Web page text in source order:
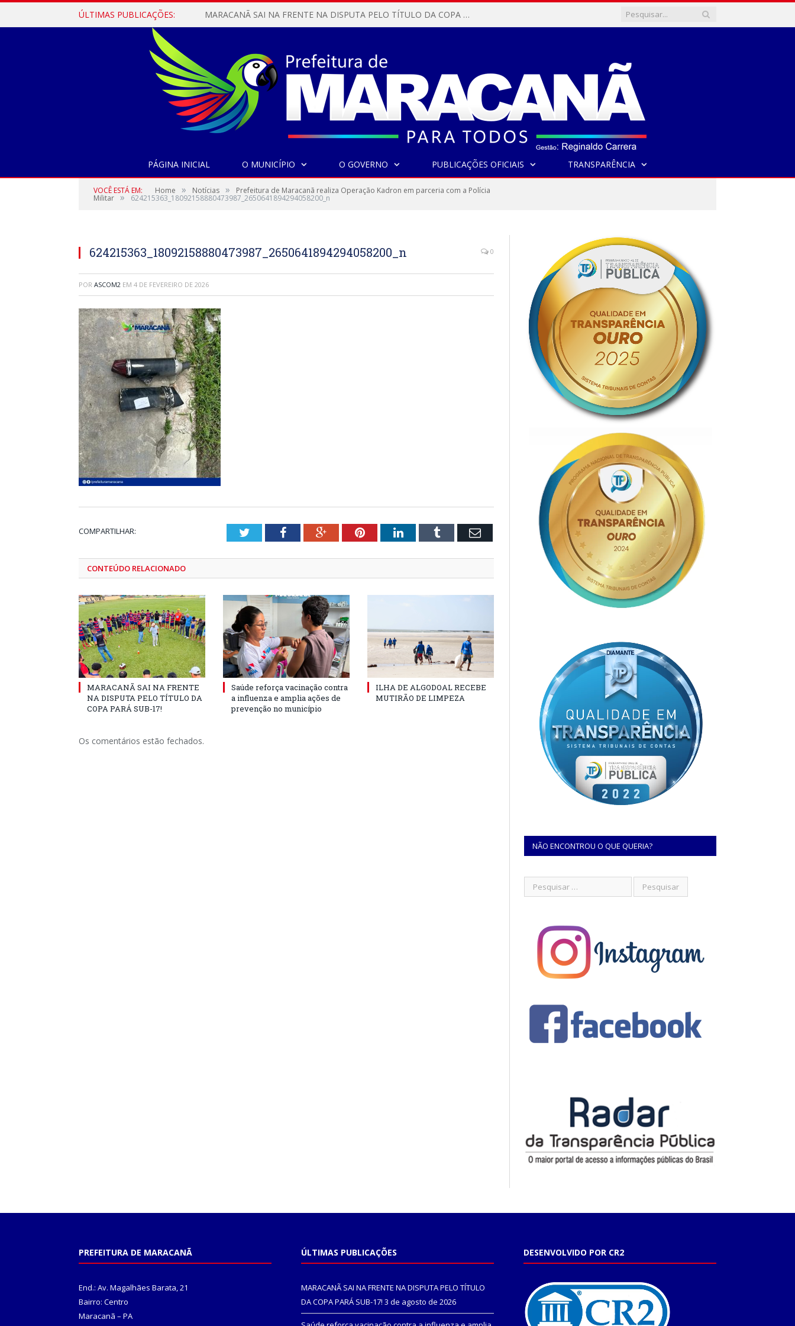
ÚLTIMAS PUBLICAÇÕES: MARACANÃ SAI NA FRENTE NA DISPUTA PELO TÍTULO DA COPA PARÁ SUB-17!
PÁGINA INICIAL O MUNICÍPIO O GOVERNO PUBLICAÇÕES OFICIAIS TRANSPARÊNCIA
VOCÊ ESTÁ EM: Home » Notícias » Prefeitura de Maracanã realiza Operação Kadron em parceria com a Polícia
Militar » 624215363_18092158880473987_2650641894294058200_n
624215363_18092158880473987_2650641894294058200_n 0
POR ASCOM2 EM 4 DE FEVEREIRO DE 2026
COMPARTILHAR: TwitterFacebookGoogle+PinterestLinkedInTumblr Email
CONTEÚDO RELACIONADO
MARACANÃ SAI NA FRENTE
NA DISPUTA PELO TÍTULO DA
COPA PARÁ SUB-17!
Saúde reforça vacinação contra
a influenza e amplia ações de
prevenção no município
ILHA DE ALGODOAL RECEBE
MUTIRÃO DE LIMPEZA
Os comentários estão fechados.
NÃO ENCONTROU O QUE QUERIA?
PREFEITURA DE MARACANÃ
End.: Av. Magalhães Barata, 21
Bairro: Centro
Maracanã – PA
ÚLTIMAS PUBLICAÇÕES
MARACANÃ SAI NA FRENTE NA DISPUTA PELO TÍTULO
DA COPA PARÁ SUB-17! 3 de agosto de 2026
DESENVOLVIDO POR CR2